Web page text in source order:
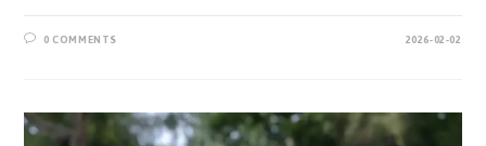
0 COMMENTS 2026-02-02